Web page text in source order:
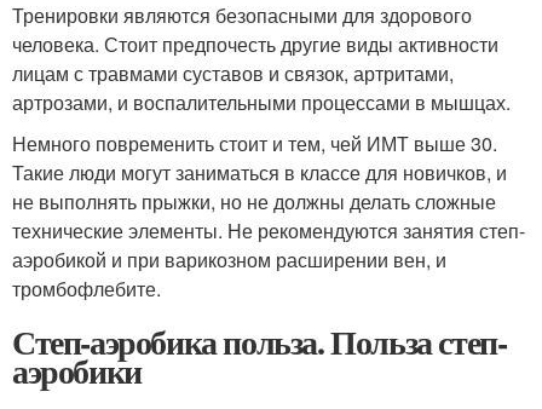
Тренировки являются безопасными для здорового
человека. Стоит предпочесть другие виды активности
лицам с травмами суставов и связок, артритами,
артрозами, и воспалительными процессами в мышцах.
Немного повременить стоит и тем, чей ИМТ выше 30.
Такие люди могут заниматься в классе для новичков, и
не выполнять прыжки, но не должны делать сложные
технические элементы. Не рекомендуются занятия степ-
аэробикой и при варикозном расширении вен, и
тромбофлебите.
Степ-аэробика польза. Польза степ-
аэробики